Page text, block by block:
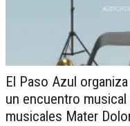
El Paso Azul
un encuentro
musicales Mater